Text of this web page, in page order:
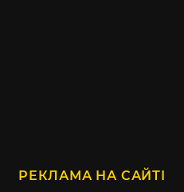
РЕКЛАМА НА САЙТІ